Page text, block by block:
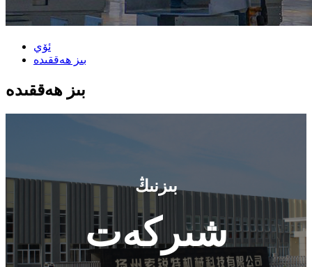
ئۆي
بىز ھەققىدە
بىز ھەققىدە
بىزنىڭ
شىركەت